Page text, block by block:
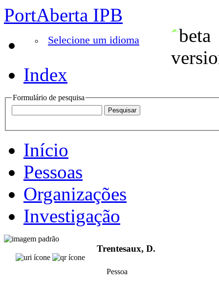
PortAberta IPB
Selecione um idioma
Index
Formulário de pesquisa
Início
Pessoas
Organizações
Investigação
Trentesaux, D.
Pessoa